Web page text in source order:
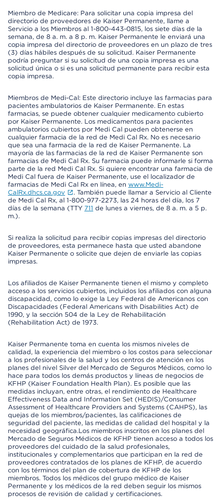
Miembro de Medicare: Para solicitar una copia impresa del
directorio de proveedores de Kaiser Permanente, llame a
Servicio a los Miembros al 1-800-443-0815, los siete días de la
semana, de 8 a. m. a 8 p. m. Kaiser Permanente le enviará una
copia impresa del directorio de proveedores en un plazo de tres
(3) días hábiles después de su solicitud. Kaiser Permanente
podría preguntar si su solicitud de una copia impresa es una
solicitud única o si es una solicitud permanente para recibir esta
copia impresa.
Miembros de Medi-Cal: Este directorio incluye las farmacias para
pacientes ambulatorios de Kaiser Permanente. En estas
farmacias, se puede obtener cualquier medicamento cubierto
por Kaiser Permanente. Los medicamentos para pacientes
ambulatorios cubiertos por Medi Cal pueden obtenerse en
cualquier farmacia de la red de Medi Cal Rx. No es necesario
que sea una farmacia de la red de Kaiser Permanente. La
mayoría de las farmacias de la red de Kaiser Permanente son
farmacias de Medi Cal Rx. Su farmacia puede informarle si forma
parte de la red Medi Cal Rx. Si quiere encontrar una farmacia de
Medi Cal fuera de Kaiser Permanente, use el localizador de
farmacias de Medi Cal Rx en línea, en www.Medi-
CalRx.dhcs.ca.gov
. También puede llamar a Servicio al Cliente
de Medi Cal Rx, al 1-800-977-2273, las 24 horas del día, los 7
días de la semana (TTY 711 de lunes a viernes, de 8 a. m. a 5 p.
m.).
Si realiza la solicitud para recibir copias impresas del directorio
de proveedores, esta permanece hasta que usted abandone
Kaiser Permanente o solicite que dejen de enviarle las copias
impresas.
Los afiliados de Kaiser Permanente tienen el mismo y completo
acceso a los servicios cubiertos, incluidos los afiliados con alguna
discapacidad, como lo exige la Ley Federal de Americanos con
Discapacidades (Federal Americans with Disabilities Act) de
1990, y la sección 504 de la Ley de Rehabilitación
(Rehabilitation Act) de 1973.
Kaiser Permanente toma en cuenta los mismos niveles de
calidad, la experiencia del miembro o los costos para seleccionar
a los profesionales de la salud y los centros de atención en los
planes del nivel Silver del Mercado de Seguros Médicos, como lo
hace para todos los demás productos y líneas de negocios de
KFHP (Kaiser Foundation Health Plan). Es posible que las
medidas incluyan, entre otras, el rendimiento de Healthcare
Effectiveness Data and Information Set (HEDIS)/Consumer
Assessment of Healthcare Providers and Systems (CAHPS), las
quejas de los miembros/pacientes, las calificaciones de
seguridad del paciente, las medidas de calidad del hospital y la
necesidad geográfica.Los miembros inscritos en los planes del
Mercado de Seguros Médicos de KFHP tienen acceso a todos los
proveedores del cuidado de la salud profesionales,
institucionales y complementarios que participan en la red de
proveedores contratados de los planes de KFHP, de acuerdo
con los términos del plan de cobertura de KFHP de los
miembros. Todos los médicos del grupo médico de Kaiser
Permanente y los médicos de la red deben seguir los mismos
procesos de revisión de calidad y certificaciones.